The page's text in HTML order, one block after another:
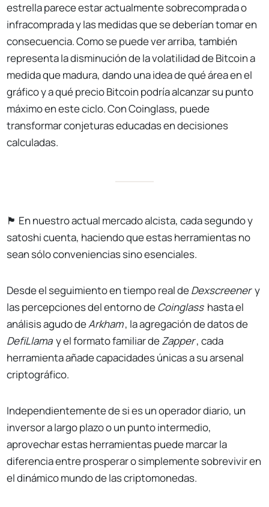
estrella parece estar actualmente sobrecomprada o
infracomprada y las medidas que se deberían tomar en
consecuencia. Como se puede ver arriba, también
representa la disminución de la volatilidad de Bitcoin a
medida que madura, dando una idea de qué área en el
gráfico y a qué precio Bitcoin podría alcanzar su punto
máximo en este ciclo. Con Coinglass, puede
transformar conjeturas educadas en decisiones
calculadas.
🏴 En nuestro actual mercado alcista, cada segundo y
satoshi cuenta, haciendo que estas herramientas no
sean sólo conveniencias sino esenciales.
Desde el seguimiento en tiempo real deDexscreener y
las percepciones del entorno deCoinglass hasta el
análisis agudo deArkham, la agregación de datos de
DefiLlama y el formato familiar deZapper, cada
herramienta añade capacidades únicas a su arsenal
criptográfico.
Independientemente de si es un operador diario, un
inversor a largo plazo o un punto intermedio,
aprovechar estas herramientas puede marcar la
diferencia entre prosperar o simplemente sobrevivir en
el dinámico mundo de las criptomonedas.